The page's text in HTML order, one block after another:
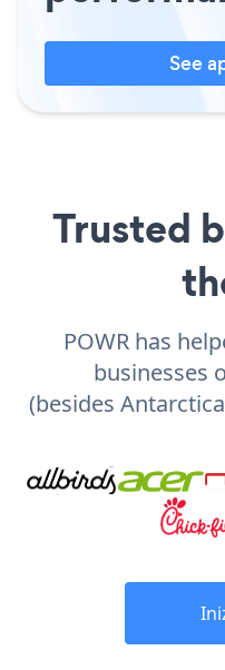
See
Trusted
POWR has
businesses
(besides